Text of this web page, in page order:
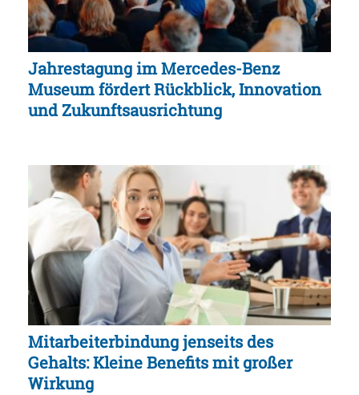
Jahrestagung im Mercedes-Benz
Museum fördert Rückblick, Innovation
und Zukunftsausrichtung
Mitarbeiterbindung jenseits des
Gehalts: Kleine Benefits mit großer
Wirkung